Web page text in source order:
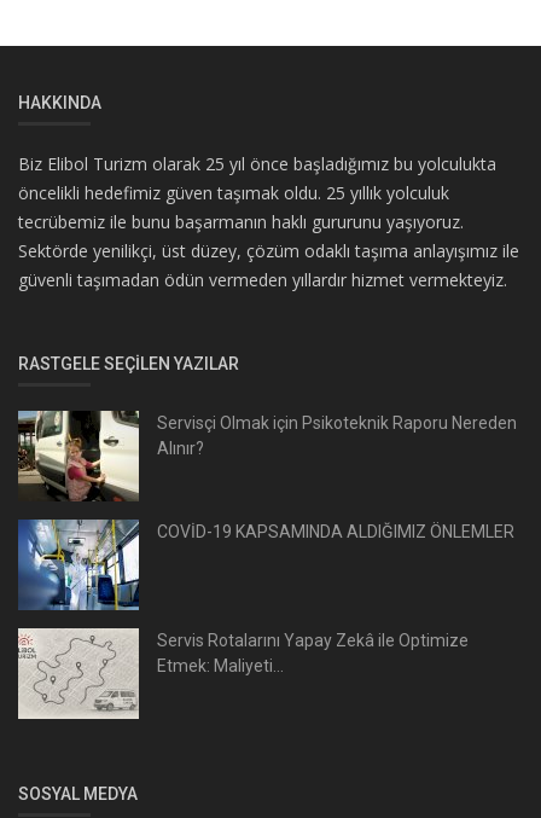
HAKKINDA
Biz Elibol Turizm olarak 25 yıl önce başladığımız bu yolculukta
öncelikli hedefimiz güven taşımak oldu. 25 yıllık yolculuk
tecrübemiz ile bunu başarmanın haklı gururunu yaşıyoruz.
Sektörde yenilikçi, üst düzey, çözüm odaklı taşıma anlayışımız ile
güvenli taşımadan ödün vermeden yıllardır hizmet vermekteyiz.
RASTGELE SEÇILEN YAZILAR
Servisçi Olmak için Psikoteknik Raporu Nereden
Alınır?
COVİD-19 KAPSAMINDA ALDIĞIMIZ ÖNLEMLER
Servis Rotalarını Yapay Zekâ ile Optimize
Etmek: Maliyeti...
SOSYAL MEDYA